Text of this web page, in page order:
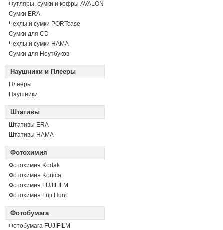
Футляры, сумки и кофры AVALON
Сумки ERA
Чехлы и сумки PORTcase
Сумки для CD
Чехлы и сумки HAMA
Сумки для Ноутбуков
Наушники и Плееры
Плееры
Наушники
Штативы
Штативы ERA
Штативы HAMA
Фотохимия
Фотохимия Kodak
Фотохимия Konica
Фотохимия FUJIFILM
Фотохимия Fuji Hunt
Фотобумага
Фотобумага FUJIFILM